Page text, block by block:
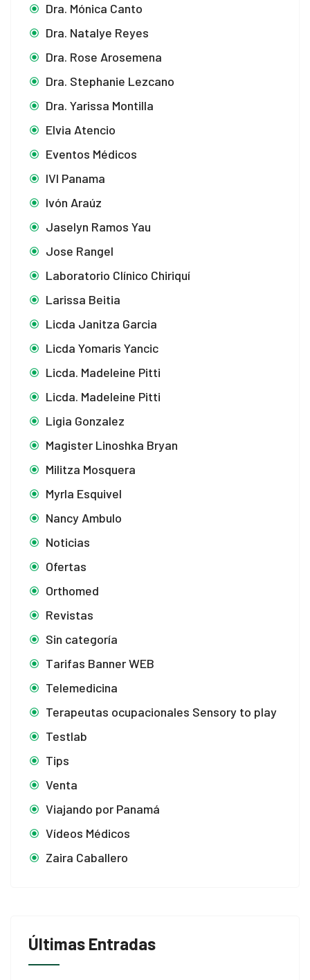
Dra. Mónica Canto
Dra. Natalye Reyes
Dra. Rose Arosemena
Dra. Stephanie Lezcano
Dra. Yarissa Montilla
Elvia Atencio
Eventos Médicos
IVI Panama
Ivón Araúz
Jaselyn Ramos Yau
Jose Rangel
Laboratorio Clínico Chiriquí
Larissa Beitia
Licda Janitza Garcia
Licda Yomaris Yancic
Licda. Madeleine Pitti
Licda. Madeleine Pitti
Ligia Gonzalez
Magister Linoshka Bryan
Militza Mosquera
Myrla Esquivel
Nancy Ambulo
Noticias
Ofertas
Orthomed
Revistas
Sin categoría
Tarifas Banner WEB
Telemedicina
Terapeutas ocupacionales Sensory to play
Testlab
Tips
Venta
Viajando por Panamá
Vídeos Médicos
Zaira Caballero
Últimas Entradas